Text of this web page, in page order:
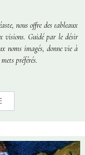
nous offre des tableaux
visions. Guidé par le désir
noms imagés, donne vie à
préférés.